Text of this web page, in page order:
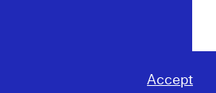
Accept